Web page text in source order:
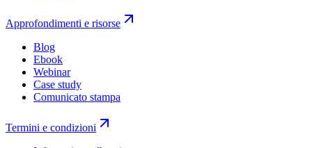
Approfondimenti e risorse
Blog
Ebook
Webinar
Case study
Comunicato stampa
Termini e condizioni